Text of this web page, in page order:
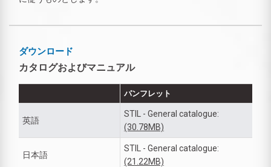
ダウンロード
カタログおよびマニュアル
パンフレット
英語
STIL - General catalogue:
(30.78MB)
日本語
STIL - General catalogue:
(21.22MB)